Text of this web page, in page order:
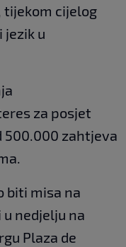
tijekom cijelog
u
za posjet
500.000 zahtjeva
biti misa na
nedjelju na
Plaza de